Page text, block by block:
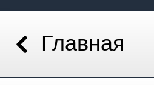
Главная